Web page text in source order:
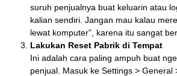
suruh penjualnya buat keluarin atau
kalian sendiri. Jangan mau kalau
lewat komputer”, karena itu sangat
Lakukan Reset Pabrik di Tempat
Ini adalah cara paling ampuh buat
penjual. Masuk ke Settings > General